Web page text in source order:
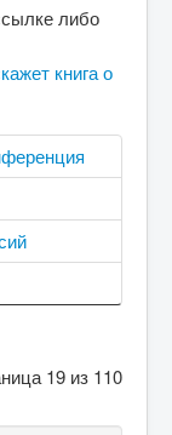
либо
книга о
19 из 110